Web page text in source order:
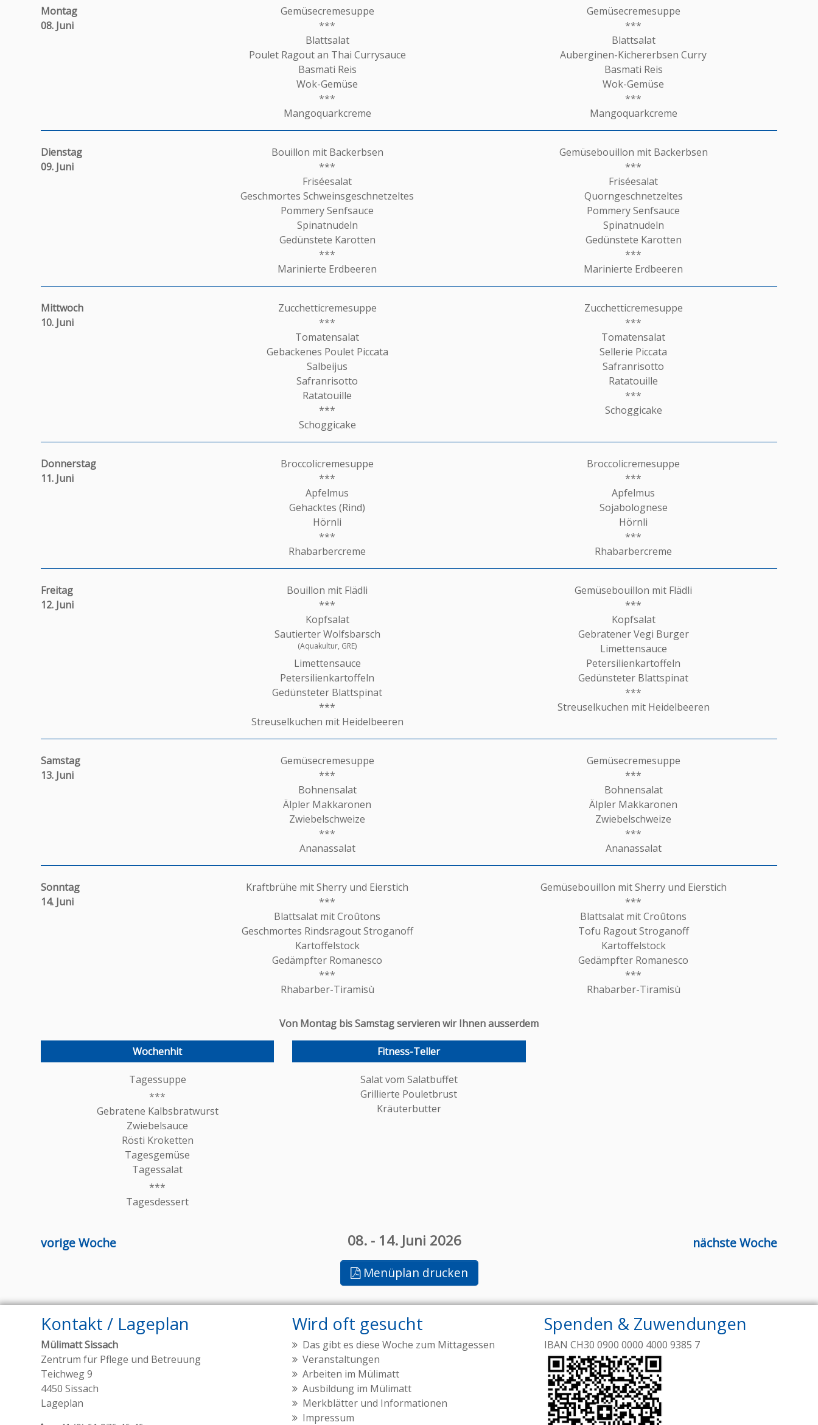
Montag
08. Juni
Gemüsecremesuppe
***
Blattsalat
Poulet Ragout an Thai Currysauce
Basmati Reis
Wok-Gemüse
***
Mangoquarkcreme
Gemüsecremesuppe
***
Blattsalat
Auberginen-Kichererbsen Curry
Basmati Reis
Wok-Gemüse
***
Mangoquarkcreme
Dienstag
09. Juni
Bouillon mit Backerbsen
***
Friséesalat
Geschmortes Schweinsgeschnetzeltes
Pommery Senfsauce
Spinatnudeln
Gedünstete Karotten
***
Marinierte Erdbeeren
Gemüsebouillon mit Backerbsen
***
Friséesalat
Quorngeschnetzeltes
Pommery Senfsauce
Spinatnudeln
Gedünstete Karotten
***
Marinierte Erdbeeren
Mittwoch
10. Juni
Zucchetticremesuppe
***
Tomatensalat
Gebackenes Poulet Piccata
Salbeijus
Safranrisotto
Ratatouille
***
Schoggicake
Zucchetticremesuppe
***
Tomatensalat
Sellerie Piccata
Safranrisotto
Ratatouille
***
Schoggicake
Donnerstag
11. Juni
Broccolicremesuppe
***
Apfelmus
Gehacktes (Rind)
Hörnli
***
Rhabarbercreme
Broccolicremesuppe
***
Apfelmus
Sojabolognese
Hörnli
***
Rhabarbercreme
Freitag
12. Juni
Bouillon mit Flädli
***
Kopfsalat
Sautierter Wolfsbarsch
(Aquakultur, GRE)
Limettensauce
Petersilienkartoffeln
Gedünsteter Blattspinat
***
Streuselkuchen mit Heidelbeeren
Gemüsebouillon mit Flädli
***
Kopfsalat
Gebratener Vegi Burger
Limettensauce
Petersilienkartoffeln
Gedünsteter Blattspinat
***
Streuselkuchen mit Heidelbeeren
Samstag
13. Juni
Gemüsecremesuppe
***
Bohnensalat
Älpler Makkaronen
Zwiebelschweize
***
Ananassalat
Gemüsecremesuppe
***
Bohnensalat
Älpler Makkaronen
Zwiebelschweize
***
Ananassalat
Sonntag
14. Juni
Kraftbrühe mit Sherry und Eierstich
***
Blattsalat mit Croûtons
Geschmortes Rindsragout Stroganoff
Kartoffelstock
Gedämpfter Romanesco
***
Rhabarber-Tiramisù
Gemüsebouillon mit Sherry und Eierstich
***
Blattsalat mit Croûtons
Tofu Ragout Stroganoff
Kartoffelstock
Gedämpfter Romanesco
***
Rhabarber-Tiramisù
Von Montag bis Samstag servieren wir Ihnen ausserdem
Wochenhit
Tagessuppe
Gebratene Kalbsbratwurst
Zwiebelsauce
Rösti Kroketten
Tagesgemüse
Tagessalat
Tagesdessert
Fitness-Teller
Salat vom Salatbuffet
Grillierte Pouletbrust
Kräuterbutter
vorige Woche nächste Woche
08. - 14. Juni 2026
Menüplan drucken
Kontakt / Lageplan
Mülimatt Sissach
Zentrum für Pflege und Betreuung
Teichweg 9
4450 Sissach
Lageplan
Wird oft gesucht
Das gibt es diese Woche zum Mittagessen
Veranstaltungen
Arbeiten im Mülimatt
Ausbildung im Mülimatt
Merkblätter und Informationen
Impressum
Spenden & Zuwendungen
IBAN CH30 0900 0000 4000 9385 7